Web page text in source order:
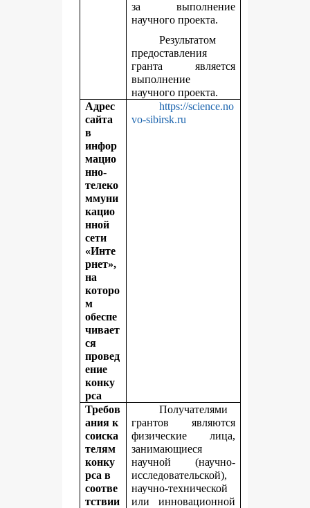
за выполнение
научного проекта.
Результатом
предоставления
гранта является
выполнение
научного проекта.
Адрес
сайта
в
инфор
мацио
нно-
телеко
ммуни
кацио
нной
сети
«Инте
рнет»,
на
которо
м
обеспе
чивает
ся
провед
ение
конку
рса
https://science.no
vo-sibirsk.ru
Требов
ания к
соиска
телям
конку
рса в
соотве
тствии
Получателями
грантов являются
физические лица,
занимающиеся
научной (научно-
исследовательской),
научно-технической
или инновационной